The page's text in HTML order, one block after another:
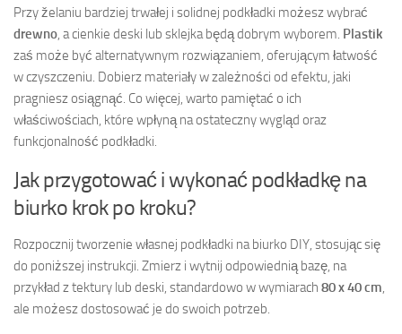
Przy želaniu bardziej trwałej i solidnej podkładki możesz wybrać
drewno , a cienkie deski lub sklejka będą dobrym wyborem. Plastik
zaś może być alternatywnym rozwiązaniem, oferującym łatwość
w czyszczeniu. Dobierz materiały w zależności od efektu, jaki
pragniesz osiągnąć. Co więcej, warto pamiętać o ich
właściwościach, które wpłyną na ostateczny wygląd oraz
funkcjonalność podkładki.
Jak przygotować i wykonać podkładkę na
biurko krok po kroku?
Rozpocznij tworzenie własnej podkładki na biurko DIY, stosując się
do poniższej instrukcji. Zmierz i wytnij odpowiednią bazę, na
przykład z tektury lub deski, standardowo w wymiarach 80 x 40 cm
ale możesz dostosować je do swoich potrzeb.